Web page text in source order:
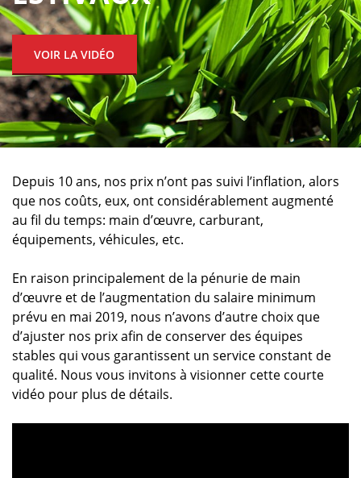
VOIR LA VIDÉO
Depuis 10 ans, nos prix n’ont pas suivi l’inflation, alors
que nos coûts, eux, ont considérablement augmenté
au fil du temps: main d’œuvre, carburant,
équipements, véhicules, etc.
En raison principalement de la pénurie de main
d’œuvre et de l’augmentation du salaire minimum
prévu en mai 2019, nous n’avons d’autre choix que
d’ajuster nos prix afin de conserver des équipes
stables qui vous garantissent un service constant de
qualité. Nous vous invitons à visionner cette courte
vidéo pour plus de détails.